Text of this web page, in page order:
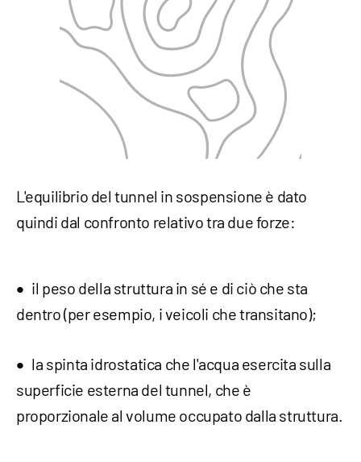
L'equilibrio del tunnel in sospensione è dato
quindi dal confronto relativo tra due forze:
il peso della struttura in sé e di ciò che sta
dentro (per esempio, i veicoli che transitano);
la spinta idrostatica che l'acqua esercita sulla
superficie esterna del tunnel, che è
proporzionale al volume occupato dalla struttura.